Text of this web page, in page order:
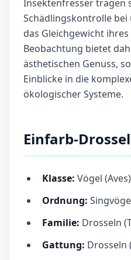
Insektenfresser tragen
Schädlingskontrolle
das Gleichgewicht
Beobachtung bietet
ästhetischen Genuss,
Einblicke in die
ökologischer Systeme.
Einfarb-
Klasse: Vögel (Aves)
Ordnung:
Familie: Drosseln
Gattung: Drosseln